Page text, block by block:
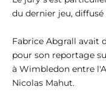
du dernier jeu,
Fabrice Abgrall avait
pour son reportage
à Wimbledon entre
Nicolas Mahut.